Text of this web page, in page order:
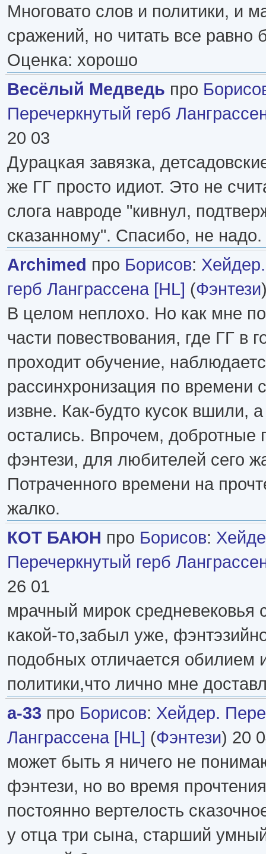
Многовато слов и политики, и
сражений, но читать все равно
Оценка: хорошо
Весёлый Медведь про
Перечеркнутый герб
20 03
Дурацкая завязка,
же ГГ просто идиот. Это не
слога навроде "кивнул,
сказанному". Спасибо, не надо.
Archimed про Борисов:
герб Ланграссена [HL] (Фэнтези
В целом неплохо. Но как мне
части повествования, где ГГ в
проходит обучение,
рассинхронизация по времени
извне. Как-будто кусок вшили,
остались. Впрочем, добротные
фэнтези, для любителей сего
Потраченного времени на
жалко.
КОТ БАЮН про Борисов:
Перечеркнутый герб
26 01
мрачный мирок средневековья
какой-то,забыл уже,
подобных отличается обилием
политики,что лично мне
a-33 про Борисов: Хейдер.
Ланграссена [HL] (Фэнтези) 20
может быть я ничего не
фэнтези, но во время
постоянно вертелость
у отца три сына, старший